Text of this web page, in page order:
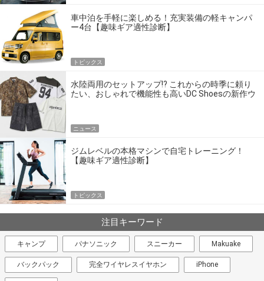
車中泊を手軽に楽しめる！充実装備の軽キャンパ
ー4台【趣味ギア適性診断】
トピックス
水陸両用のセットアップ!? これからの時季に頼り
たい、おしゃれで機能性も高いDC Shoesの新作ウ
ニュース
ジムレベルの本格マシンで自宅トレーニング！
【趣味ギア適性診断】
トピックス
注目キーワード
キャンプ パナソニック スニーカー Makuake
バックパック 完全ワイヤレスイヤホン iPhone